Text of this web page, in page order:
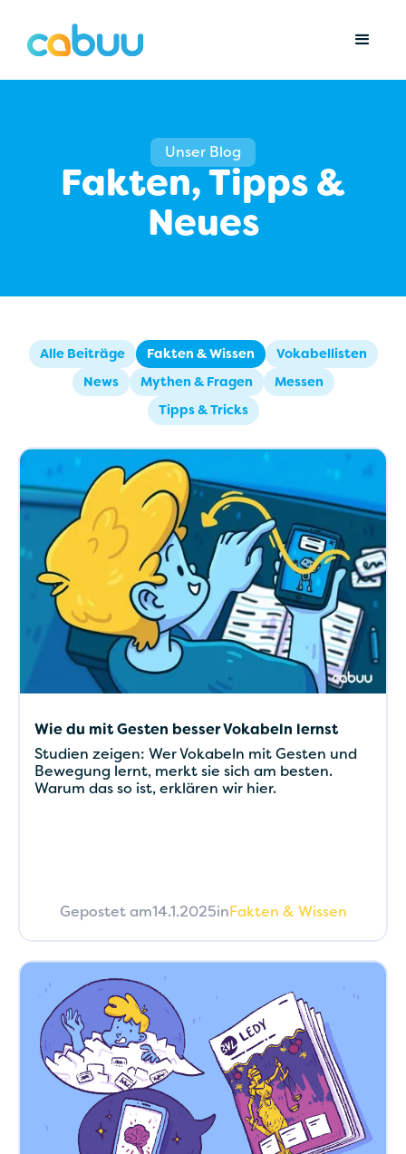
Unser Blog
Fakten, Tipps &
Neues
Alle Beiträge Fakten & Wissen Vokabellisten
News Mythen & Fragen Messen
Tipps & Tricks
Wie du mit Gesten besser Vokabeln lernst
Studien zeigen: Wer Vokabeln mit Gesten und
Bewegung lernt, merkt sie sich am besten.
Warum das so ist, erklären wir hier.
Gepostet am14.1.2025in Fakten & Wissen